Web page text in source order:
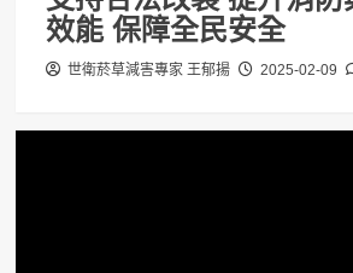
效能 保障全民安全
世衛菸草減害專家 王郁揚 2025-02-09